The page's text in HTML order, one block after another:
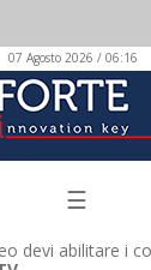
07 Agosto 2026 / 06:16
☰
devi abilitare i